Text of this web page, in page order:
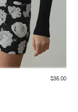
$35.00